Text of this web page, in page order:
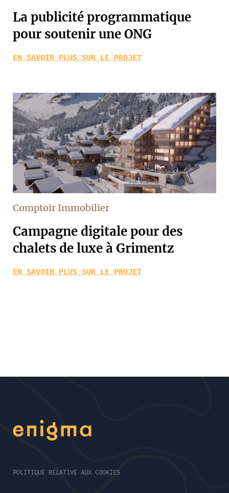
La publicité programmatique
pour soutenir une ONG
EN SAVOIR PLUS SUR LE PROJET
Comptoir Immobilier
Campagne digitale pour des
chalets de luxe à Grimentz
EN SAVOIR PLUS SUR LE PROJET
POLITIQUE RELATIVE AUX COOKIES